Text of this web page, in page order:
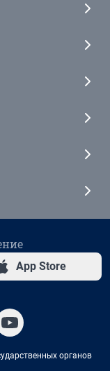
App Store
органов